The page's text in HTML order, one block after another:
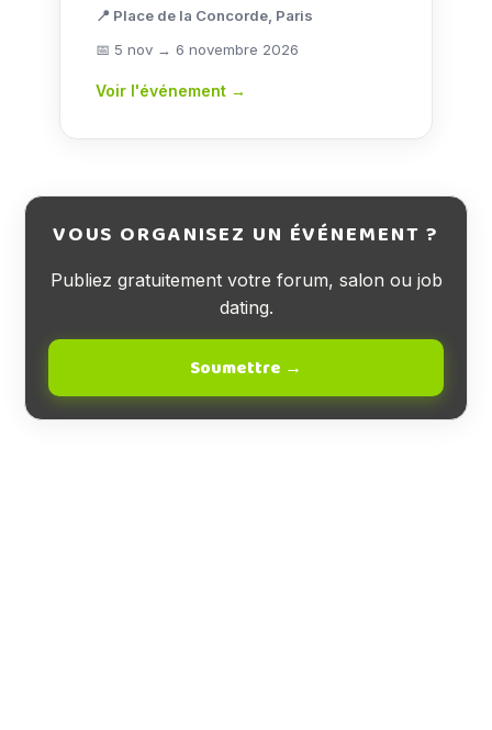
📍 Place de la Concorde, Paris
📅 5 nov → 6 novembre 2026
Voir l'événement →
VOUS ORGANISEZ UN ÉVÉNEMENT ?
Publiez gratuitement votre forum, salon ou job
dating.
Soumettre →